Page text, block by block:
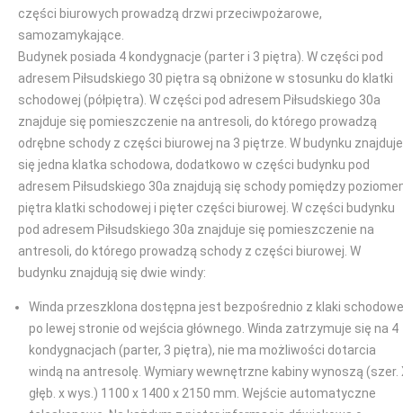
części biurowych prowadzą drzwi przeciwpożarowe,
samozamykające.
Budynek posiada 4 kondygnacje (parter i 3 piętra). W części pod
adresem Piłsudskiego 30 piętra są obniżone w stosunku do klatki
schodowej (półpiętra). W części pod adresem Piłsudskiego 30a
znajduje się pomieszczenie na antresoli, do którego prowadzą
odrębne schody z części biurowej na 3 piętrze. W budynku znajduje
się jedna klatka schodowa, dodatkowo w części budynku pod
adresem Piłsudskiego 30a znajdują się schody pomiędzy
piętra klatki schodowej i pięter części biurowej. W części budynku
pod adresem Piłsudskiego 30a znajduje się pomieszczenie na
antresoli, do którego prowadzą schody z części biurowej. W
budynku znajdują się dwie windy:
Winda przeszklona dostępna jest bezpośrednio z klaki
po lewej stronie od wejścia głównego. Winda zatrzymuje się na 4
kondygnacjach (parter, 3 piętra), nie ma możliwości dotarcia
windą na antresolę. Wymiary wewnętrzne kabiny wynoszą (szer.
głęb. x wys.) 1100 x 1400 x 2150 mm. Wejście automatyczne